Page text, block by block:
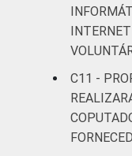
C11 -